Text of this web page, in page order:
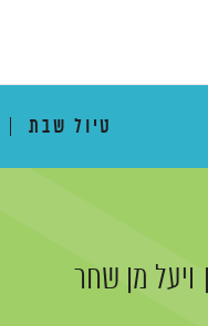
טיול שבת
ויעל מן שחר